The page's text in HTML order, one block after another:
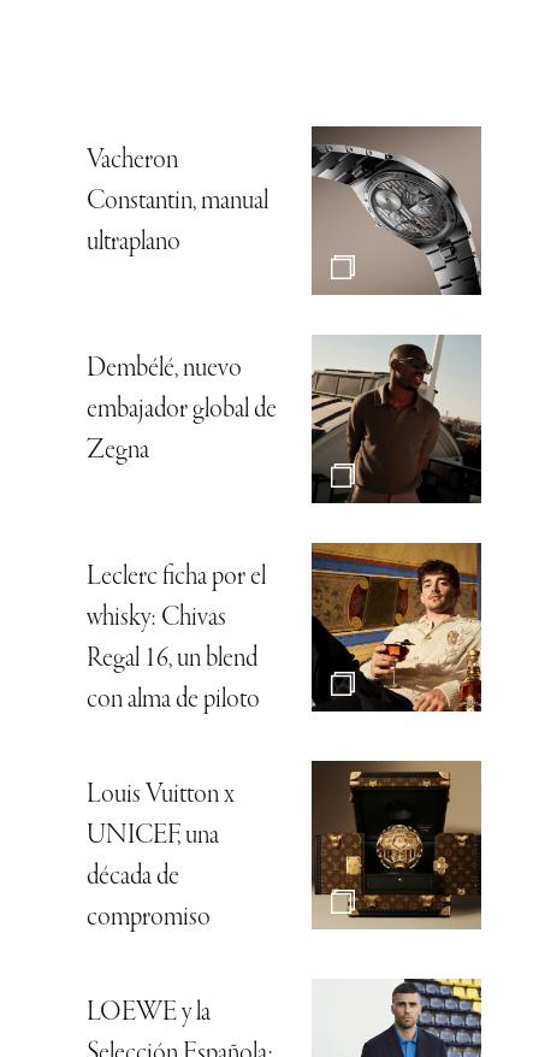
Vacheron
Constantin, manual
ultraplano
Dembélé, nuevo
embajador global de
Zegna
Leclerc ficha por el
whisky: Chivas
Regal 16, un blend
con alma de piloto
Louis Vuitton x
UNICEF, una
década de
compromiso
LOEWE y la